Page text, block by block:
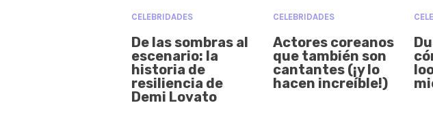
CELEBRIDADES
De las sombras al
escenario: la
historia de
resiliencia de
Demi Lovato
CELEBRIDADES
Actores coreanos
que también son
cantantes (¡y lo
hacen increíble!)